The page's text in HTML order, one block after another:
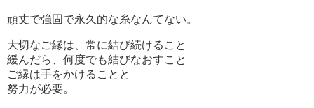
頑丈で強固で永久的な糸なんてない。
大切なご縁は、常に結び続けること
緩んだら、何度でも結びなおすこと
ご縁は手をかけることと
努力が必要。